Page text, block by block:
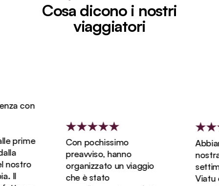
Cosa dicono i nostri
viaggiatori
con
prime
Il
Con pochissimo
preavviso, hanno
organizzato un viaggio
che è stato
nostra
Viatu